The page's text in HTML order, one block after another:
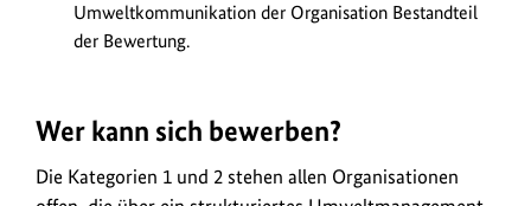
Umweltkommunikation der Organisation Bestandteil
der Bewertung.
Wer kann sich bewerben?
Die Kategorien 1 und 2 stehen allen Organisationen